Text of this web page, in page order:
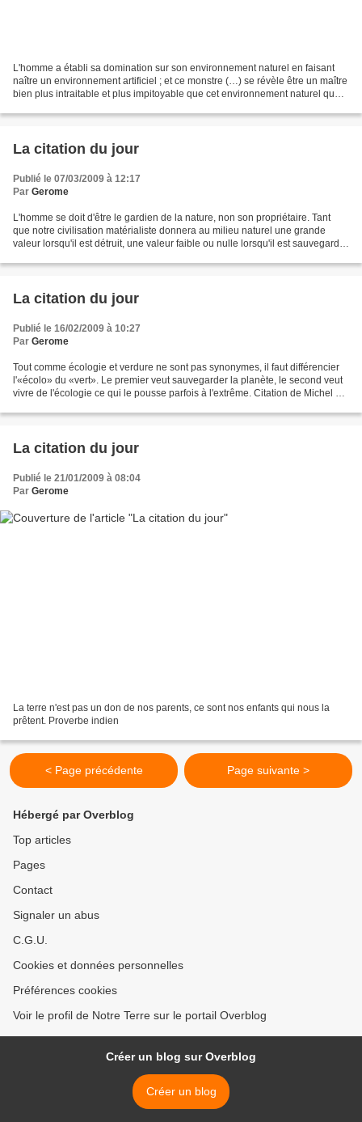
L'homme a établi sa domination sur son environnement naturel en faisant
naître un environnement artificiel ; et ce monstre (…) se révèle être un maître
bien plus intraitable et plus impitoyable que cet environnement naturel que
La citation du jour
Publié le 07/03/2009 à 12:17
Par Gerome
L'homme se doit d'être le gardien de la nature, non son propriétaire. Tant
que notre civilisation matérialiste donnera au milieu naturel une grande
valeur lorsqu'il est détruit, une valeur faible ou nulle lorsqu'il est sauvegardé,
La citation du jour
Publié le 16/02/2009 à 10:27
Par Gerome
Tout comme écologie et verdure ne sont pas synonymes, il faut différencier
l'«écolo» du «vert». Le premier veut sauvegarder la planète, le second veut
vivre de l'écologie ce qui le pousse parfois à l'extrême. Citation de Michel HA
La citation du jour
Publié le 21/01/2009 à 08:04
Par Gerome
La terre n'est pas un don de nos parents, ce sont nos enfants qui nous la
prêtent. Proverbe indien
< Page précédente Page suivante >
Hébergé par Overblog
Top articles
Pages
Contact
Signaler un abus
C.G.U.
Cookies et données personnelles
Préférences cookies
Voir le profil de Notre Terre sur le portail Overblog
Créer un blog sur Overblog
Créer un blog